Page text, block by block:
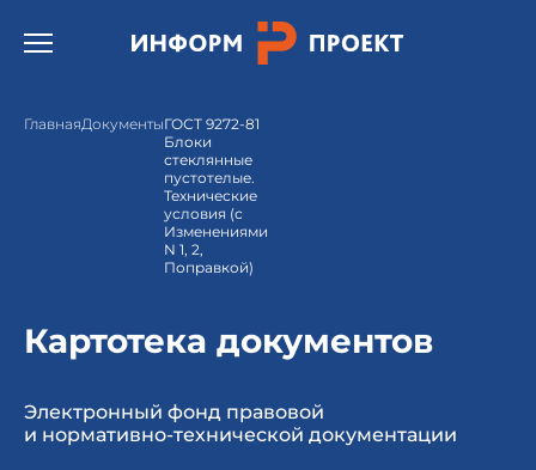
Открыть бургер меню.
ГлавнаяДокументыГОСТ 9272-81
Блоки
стеклянные
пустотелые.
Технические
условия (с
Изменениями
N 1, 2,
Поправкой)
Картотека документов
Электронный фонд правовой
и нормативно-технической документации